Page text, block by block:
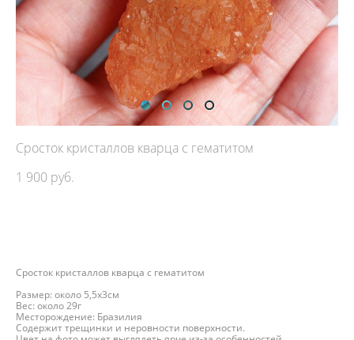
Сросток кристаллов кварца с гематитом
1 900 pуб.
Сросток кристаллов кварца с гематитом
Размер: около 5,5х3см
Вес: около 29г
Месторождение: Бразилия
Содержит трещинки и неровности поверхности.